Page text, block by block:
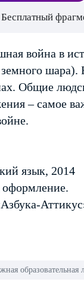
Бесплатный
война в
шара).
Общие
– самое
язык, 2014
образовательная